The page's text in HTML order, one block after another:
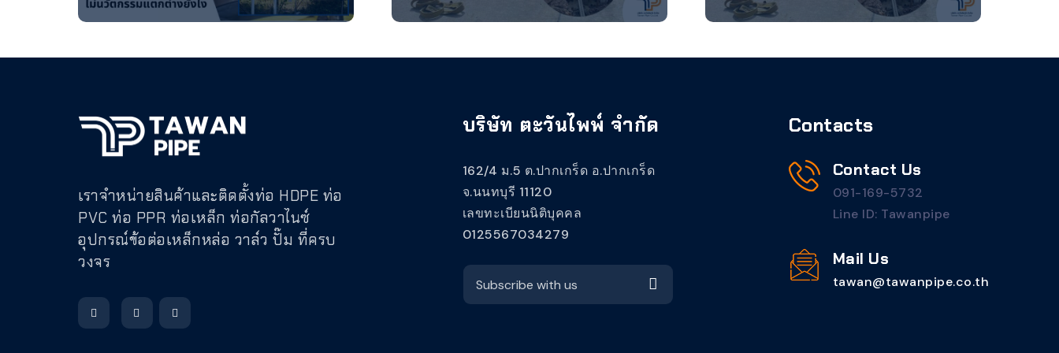
เราจำหน่ายสินค้าและติดตั้งท่อ HDPE ท่อ
PVC ท่อ PPR ท่อเหล็ก ท่อกัลวาไนซ์
อุปกรณ์ข้อต่อเหล็กหล่อ วาล์ว ปั๊ม ที่ครบ
วงจร
บริษัท ตะวันไพพ์ จำกัด
162/4 ม.5 ต.ปากเกร็ด อ.ปากเกร็ด
จ.นนทบุรี 11120
เลขทะเบียนนิติบุคคล
0125567034279
Contacts
Contact Us
091-169-5732
Line ID: Tawanpipe
Mail Us
tawan@tawanpipe.co.th